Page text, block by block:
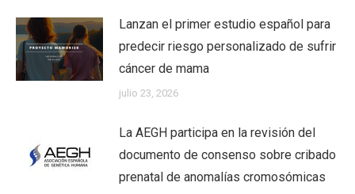
Lanzan el primer estudio español para
predecir riesgo personalizado de sufrir
cáncer de mama
julio 23, 2026
La AEGH participa en la revisión del
documento de consenso sobre cribado
prenatal de anomalías cromosómicas